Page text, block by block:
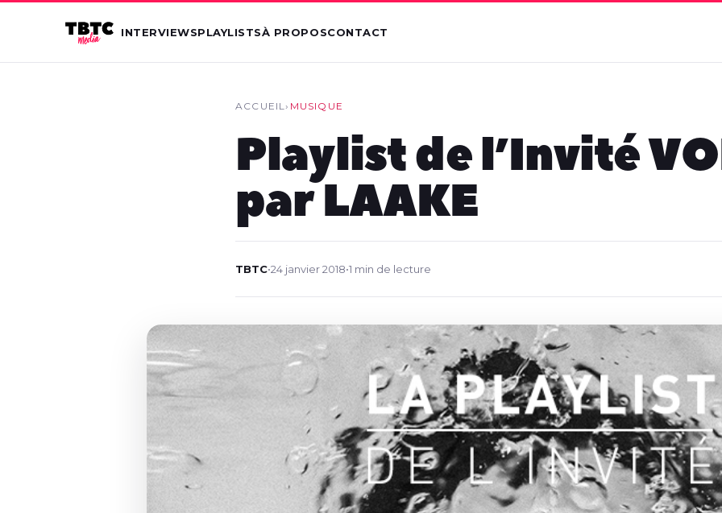
INTERVIEWSPLAYLISTSÀ PROPOSCONTACT
ACCUEIL› MUSIQUE
Playlist de l’Invité
par LAAKE
TBTC•24 janvier 2018•1 min de lecture